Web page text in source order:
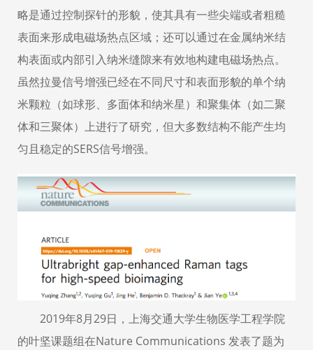
略是通过控制探针的形貌，使其具有一些尖端或者粗糙
表面来形成电磁场热点区域；还可以通过在金属纳米结
构表面或内部引入纳米缝隙来有效地构建电磁场热点。
虽然拉曼信号增强已经在不同尺寸和表面形貌的单个纳
米颗粒（如球形、多面体和纳米星）和聚集体（如二聚
体和三聚体）上进行了研究，但大多数结构不能产生均
匀且稳定的SERS信号增强。
2019年8月29日，上海交通大学生物医学工程学院
的叶坚课题组在Nature Communications 发表了题为